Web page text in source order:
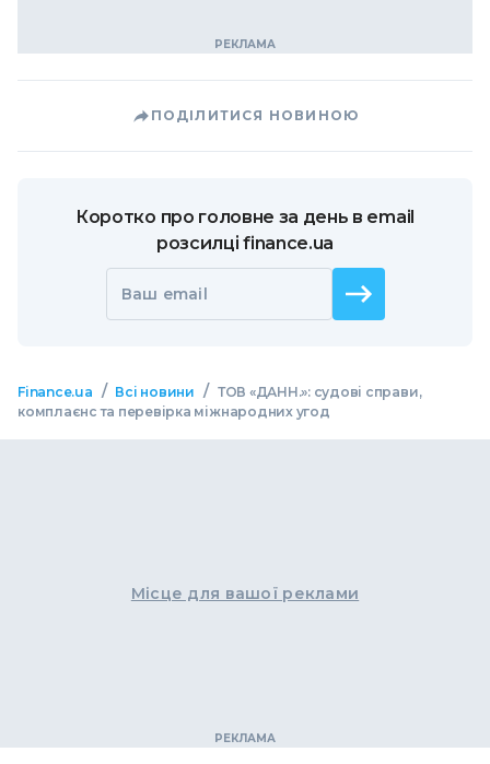
ПОДІЛИТИСЯ НОВИНОЮ
Коротко про головне за день в email
розсилці finance.ua
Ваш email
Finance.ua / Всі новини / ТОВ «ДАНН.»: судові справи,
комплаєнс та перевірка міжнародних угод
Місце для вашої реклами